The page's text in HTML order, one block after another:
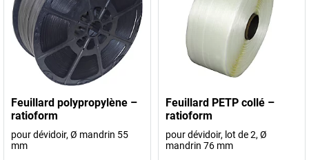
Feuillard polypropylène –
ratioform
pour dévidoir, Ø mandrin 55
mm
Feuillard PETP collé –
ratioform
pour dévidoir, lot de 2, Ø
mandrin 76 mm